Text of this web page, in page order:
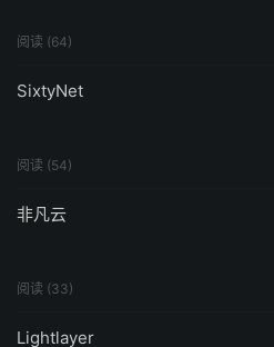
阅读 (64)
SixtyNet
阅读 (54)
非凡云
阅读 (33)
Lightlayer